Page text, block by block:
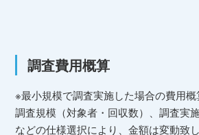
調査費用概算
※最小規模で調査実施した場合の費用概
調査規模（対象者・回収数）、調査実
などの仕様選択により、金額は変動致